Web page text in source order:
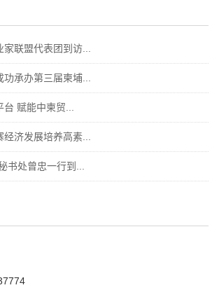
联盟代表团到访...
承办第三届柬埔...
赋能中柬贸...
济发展培养高素...
书处曾忠一行到...